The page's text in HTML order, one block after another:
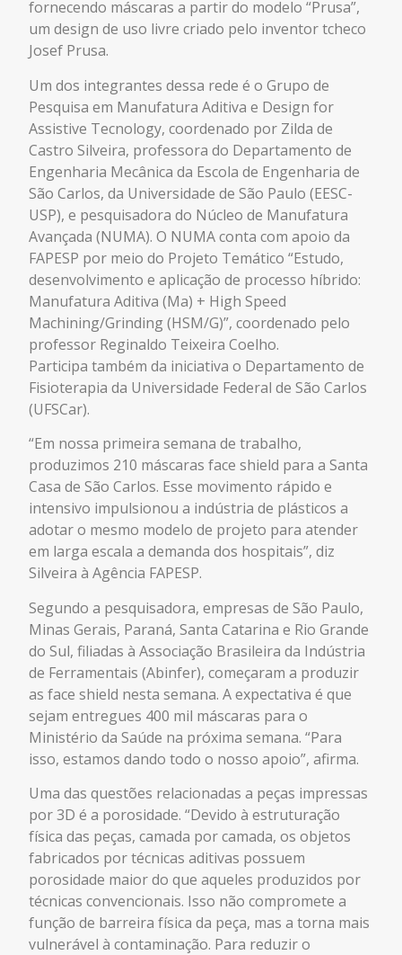
fornecendo máscaras a partir do modelo “Prusa”,
um design de uso livre criado pelo inventor tcheco
Josef Prusa.
Um dos integrantes dessa rede é o Grupo de
Pesquisa em Manufatura Aditiva e Design for
Assistive Tecnology, coordenado por Zilda de
Castro Silveira, professora do Departamento de
Engenharia Mecânica da Escola de Engenharia de
São Carlos, da Universidade de São Paulo (EESC-
USP), e pesquisadora do Núcleo de Manufatura
Avançada (NUMA). O NUMA conta com apoio da
FAPESP por meio do Projeto Temático “Estudo,
desenvolvimento e aplicação de processo híbrido:
Manufatura Aditiva (Ma) + High Speed
Machining/Grinding (HSM/G)”, coordenado pelo
professor Reginaldo Teixeira Coelho.
Participa também da iniciativa o Departamento de
Fisioterapia da Universidade Federal de São Carlos
(UFSCar).
“Em nossa primeira semana de trabalho,
produzimos 210 máscaras face shield para a Santa
Casa de São Carlos. Esse movimento rápido e
intensivo impulsionou a indústria de plásticos a
adotar o mesmo modelo de projeto para atender
em larga escala a demanda dos hospitais”, diz
Silveira à Agência FAPESP.
Segundo a pesquisadora, empresas de São Paulo,
Minas Gerais, Paraná, Santa Catarina e Rio Grande
do Sul, filiadas à Associação Brasileira da Indústria
de Ferramentais (Abinfer), começaram a produzir
as face shield nesta semana. A expectativa é que
sejam entregues 400 mil máscaras para o
Ministério da Saúde na próxima semana. “Para
isso, estamos dando todo o nosso apoio”, afirma.
Uma das questões relacionadas a peças impressas
por 3D é a porosidade. “Devido à estruturação
física das peças, camada por camada, os objetos
fabricados por técnicas aditivas possuem
porosidade maior do que aqueles produzidos por
técnicas convencionais. Isso não compromete a
função de barreira física da peça, mas a torna mais
vulnerável à contaminação. Para reduzir o